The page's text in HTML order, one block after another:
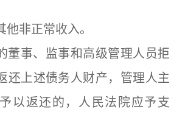
非正常收入。
事、监事和高级管理人员拒
还上述债务人财产，管理人主
以返还的，人民法院应予支